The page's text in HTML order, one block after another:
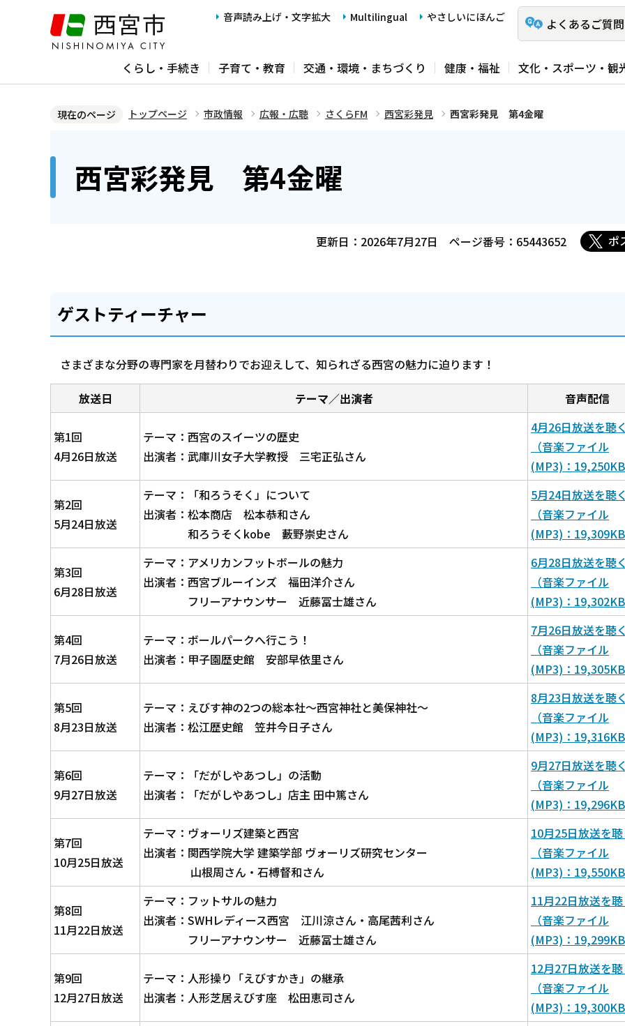
ジ
音声読み上げ・文字拡大 Multilingual やさしいにほんご よくあるご質問
くらし・手続き 子育て・教育 交通・環境・まちづくり 健康・福祉 文化・スポーツ・観
現在のページ トップページ 市政情報 広報・広聴 さくらFM 西宮彩発見 西宮彩発見 第4金曜
西宮彩発見 第4金曜
更新日：2026年7月27日 ページ番号：65443652 ポ
ゲストティーチャー
さまざまな分野の専門家を月替わりでお迎えして、知られざる西宮の魅力に迫ります！
放送日 テーマ／出演者 音声配信
第1回
4月26日放送
テーマ：西宮のスイーツの歴史
出演者：武庫川女子大学教授 三宅正弘さん
4月26日放送を聴く
（音楽ファイル
(MP3)：19,250KB
第2回
5月24日放送
テーマ：「和ろうそく」について
出演者：松本商店 松本恭和さん
和ろうそくkobe 藪野崇史さん
5月24日放送を聴く
（音楽ファイル
(MP3)：19,309KB
第3回
6月28日放送
テーマ：アメリカンフットボールの魅力
出演者：西宮ブルーインズ 福田洋介さん
フリーアナウンサー 近藤冨士雄さん
6月28日放送を聴く
（音楽ファイル
(MP3)：19,302KB
第4回
7月26日放送
テーマ：ボールパークへ行こう！
出演者：甲子園歴史館 安部早依里さん
7月26日放送を聴く
（音楽ファイル
(MP3)：19,305KB
第5回
8月23日放送
テーマ：えびす神の2つの総本社～西宮神社と美保神社～
出演者：松江歴史館 笠井今日子さん
8月23日放送を聴く
（音楽ファイル
(MP3)：19,316KB
第6回
9月27日放送
テーマ：「だがしやあつし」の活動
出演者：「だがしやあつし」店主 田中篤さん
9月27日放送を聴く
（音楽ファイル
(MP3)：19,296KB
第7回
10月25日放送
テーマ：ヴォーリズ建築と西宮
出演者：関西学院大学 建築学部 ヴォーリズ研究センター
山根周さん・石榑督和さん
10月25日放送を聴
（音楽ファイル
(MP3)：19,550KB
第8回
11月22日放送
テーマ：フットサルの魅力
出演者：SWHレディース西宮 江川涼さん・高尾茜利さん
フリーアナウンサー 近藤冨士雄さん
11月22日放送を聴
（音楽ファイル
(MP3)：19,299KB
第9回
12月27日放送
テーマ：人形操り「えびすかき」の継承
出演者：人形芝居えびす座 松田恵司さん
12月27日放送を聴
（音楽ファイル
(MP3)：19,300KB